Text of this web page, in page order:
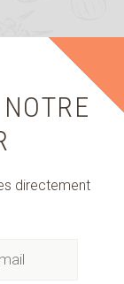
directement